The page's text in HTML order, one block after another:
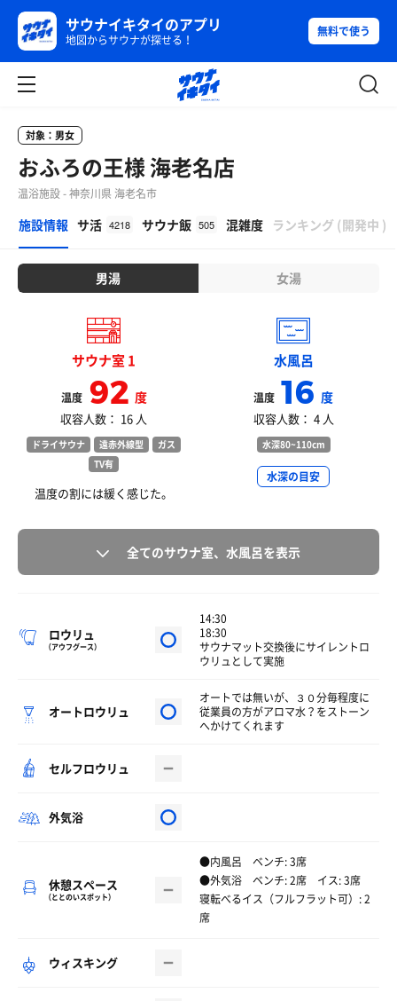
サウナイキタイのアプリ
地図からサウナが探せる！
無料で使う
対象：男女
おふろの王様 海老名店
温浴施設 - 神奈川県 海老名市
施設情報 サ活 4218 サウナ飯 505 混雑度 ランキング (開発中 )
男湯 女湯
サウナ室 1
温度92度
収容人数： 16 人
ドライサウナ 遠赤外線型
ガス
TV有
温度の割には緩く感じた。
水風呂
温度 16度
収容人数： 4 人
水深80~110cm
水深の目安
全てのサウナ室、水風呂を表示
ロウリュ
（アウフグース）
14:30
18:30
サウナマット交換後にサイレントロ
ウリュとして実施
オートロウリュ
オートでは無いが、３０分毎程度に
従業員の方がアロマ水？をストーン
へかけてくれます
セルフロウリュ
外気浴
休憩スペース
（ととのいスポット）
●内風呂 ベンチ: 3席
●外気浴 ベンチ: 2席 イス: 3席
寝転べるイス（フルフラット可）: 2
席
ウィスキング